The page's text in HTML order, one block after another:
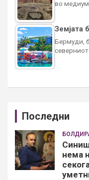
во
Земјата
Бермуди,
северниот
Последни
нема